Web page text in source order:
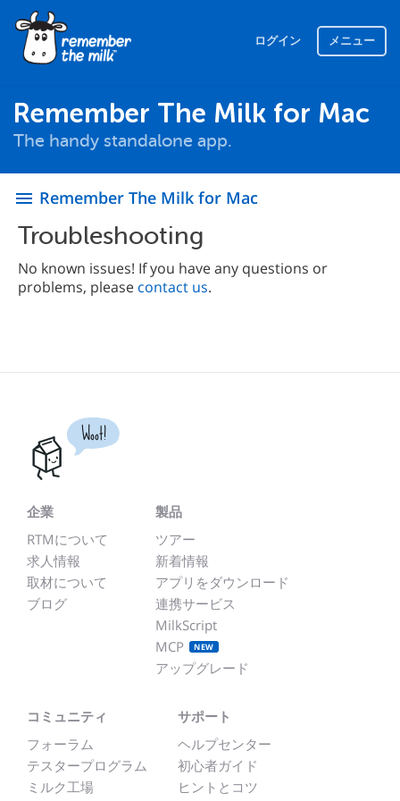
ログイン メニュー
Remember The Milk for Mac
The handy standalone app.
menu Remember The Milk for Mac
Troubleshooting
No known issues! If you have any questions or
problems, please contact us.
Woot!
企業
RTMについて
求人情報
取材について
ブログ
製品
ツアー
新着情報
アプリをダウンロード
連携サービス
MilkScript
MCP
NEW
アップグレード
コミュニティ
フォーラム
テスタープログラム
ミルク工場
サポート
ヘルプセンター
初心者ガイド
ヒントとコツ